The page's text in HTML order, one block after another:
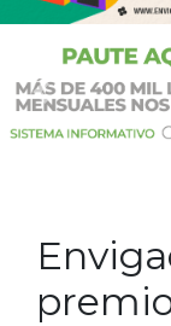
Previous